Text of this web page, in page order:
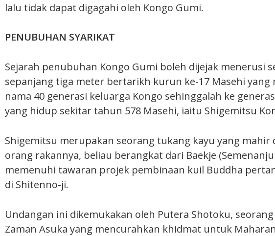
lalu tidak dapat digagahi oleh Kongo Gumi.
PENUBUHAN SYARIKAT
Sejarah penubuhan Kongo Gumi boleh dijejak menerusi
sepanjang tiga meter bertarikh kurun ke-17 Masehi yang
nama 40 generasi keluarga Kongo sehinggalah ke
yang hidup sekitar tahun 578 Masehi, iaitu Shigemitsu
Shigemitsu merupakan seorang tukang kayu yang mahir
orang rakannya, beliau berangkat dari Baekje
memenuhi tawaran projek pembinaan kuil Buddha
di Shitenno-ji.
Undangan ini dikemukakan oleh Putera Shotoku,
Zaman Asuka yang mencurahkan khidmat untuk